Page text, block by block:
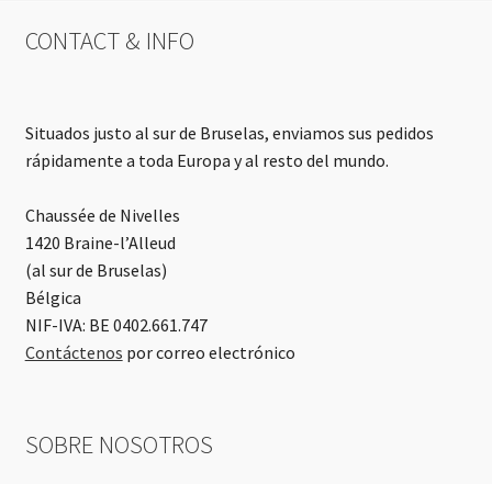
CONTACT & INFO
Situados justo al sur de Bruselas, enviamos sus pedidos
rápidamente a toda Europa y al resto del mundo.
Chaussée de Nivelles
1420 Braine-l’Alleud
(al sur de Bruselas)
Bélgica
NIF-IVA: BE 0402.661.747
Contáctenos por correo electrónico
SOBRE NOSOTROS